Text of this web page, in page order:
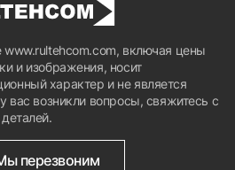
включая цены
и изображения, носит
характер и не является
вас возникли вопросы, свяжитесь с
перезвоним